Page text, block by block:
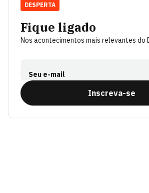
Fique ligado
Nos acontecimentos mais relevantes do
Seu e-mail
Inscreva-se
DESPERTA